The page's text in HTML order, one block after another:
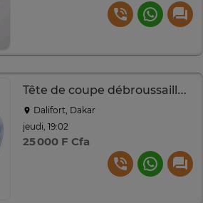
Tête de coupe débroussailleuse
Dalifort, Dakar
jeudi, 19:02
25 000 F Cfa